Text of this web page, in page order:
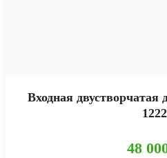
Входная двустворчатая
1222
48